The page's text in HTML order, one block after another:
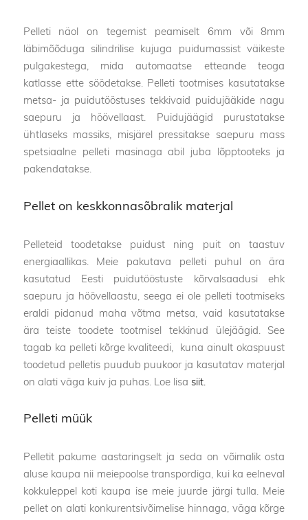
Pelleti näol on tegemist peamiselt 6mm või 8mm
läbimõõduga silindrilise kujuga puidumassist väikeste
pulgakestega, mida automaatse etteande teoga
katlasse ette söödetakse. Pelleti tootmises kasutatakse
metsa- ja puidutööstuses tekkivaid puidujääkide nagu
saepuru ja höövellaast. Puidujäägid purustatakse
ühtlaseks massiks, misjärel pressitakse saepuru mass
spetsiaalne pelleti masinaga abil juba lõpptooteks ja
pakendatakse.
Pellet on keskkonnasõbralik materjal
Pelleteid toodetakse puidust ning puit on taastuv
energiaallikas. Meie pakutava pelleti puhul on ära
kasutatud Eesti puidutööstuste kõrvalsaadusi ehk
saepuru ja höövellaastu, seega ei ole pelleti tootmiseks
eraldi pidanud maha võtma metsa, vaid kasutatakse
ära teiste toodete tootmisel tekkinud ülejäägid. See
tagab ka pelleti kõrge kvaliteedi, kuna ainult okaspuust
toodetud pelletis puudub puukoor ja kasutatav materjal
on alati väga kuiv ja puhas. Loe lisa siit.
Pelleti müük
Pelletit pakume aastaringselt ja seda on võimalik osta
aluse kaupa nii meiepoolse transpordiga, kui ka eelneval
kokkuleppel koti kaupa ise meie juurde järgi tulla. Meie
pellet on alati konkurentsivõimelise hinnaga, väga kõrge